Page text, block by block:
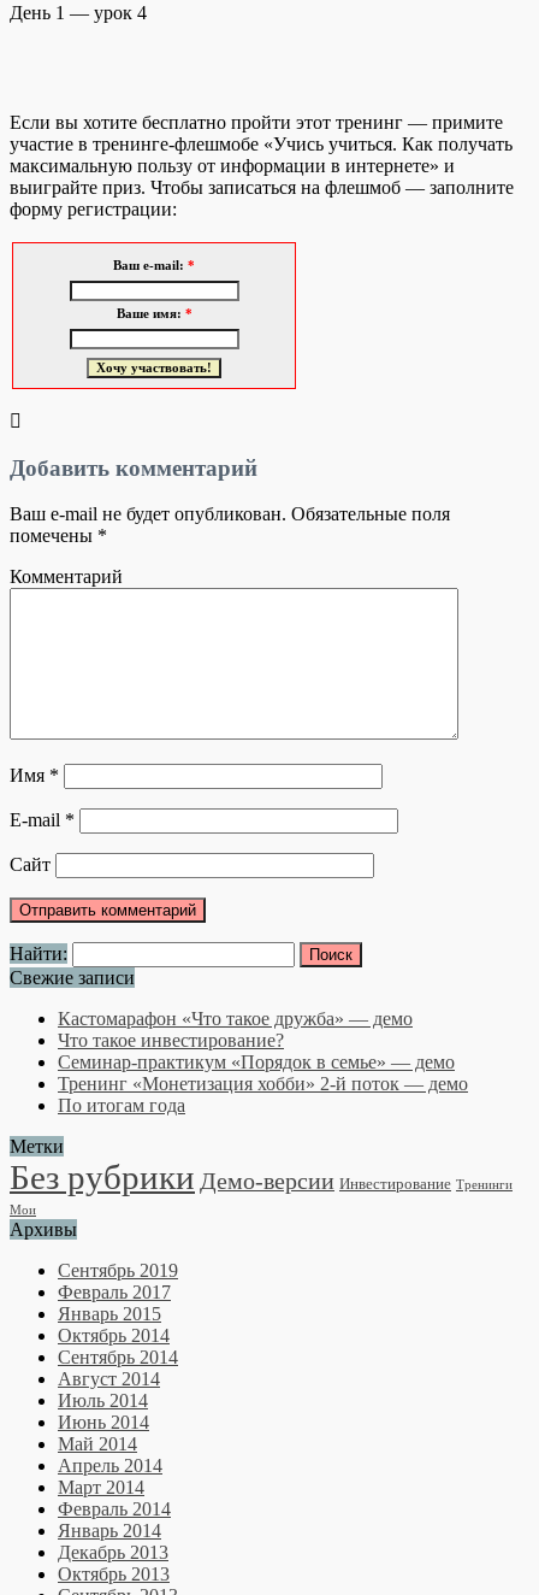
День 1 — урок 4
Если вы хотите бесплатно пройти этот тренинг — примите
участие в тренинге-флешмобе «Учись учиться. Как получать
максимальную пользу от информации в интернете» и
выиграйте приз. Чтобы записаться на флешмоб — заполните
форму регистрации:
Ваш e-mail: *
Ваше имя: *
Добавить комментарий
Ваш e-mail не будет опубликован. Обязательные поля
помечены *
Комментарий
Имя *
E-mail *
Сайт
Найти:
Свежие записи
Кастомарафон «Что такое дружба» — демо
Что такое инвестирование?
Семинар-практикум «Порядок в семье» — демо
Тренинг «Монетизация хобби» 2-й поток — демо
По итогам года
Метки
Без рубрики Демо-версии Инвестирование Тренинги
Мои
Архивы
Сентябрь 2019
Февраль 2017
Январь 2015
Октябрь 2014
Сентябрь 2014
Август 2014
Июль 2014
Июнь 2014
Май 2014
Апрель 2014
Март 2014
Февраль 2014
Январь 2014
Декабрь 2013
Октябрь 2013